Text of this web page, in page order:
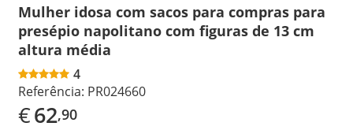
Mulher idosa com sacos para compras para
presépio napolitano com figuras de 13 cm
altura média
4
Referência: PR024660
€62,90